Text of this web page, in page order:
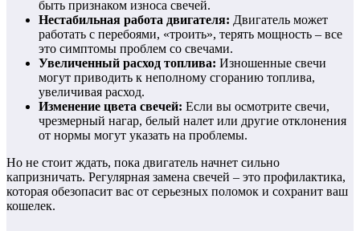
быть признаком износа свечей.
Нестабильная работа двигателя: Двигатель может
работать с перебоями, «троить», терять мощность – все
это симптомы проблем со свечами.
Увеличенный расход топлива: Изношенные свечи
могут приводить к неполному сгоранию топлива,
увеличивая расход.
Изменение цвета свечей: Если вы осмотрите свечи,
чрезмерный нагар, белый налет или другие отклонения
от нормы могут указать на проблемы.
Но не стоит ждать, пока двигатель начнет сильно
капризничать. Регулярная замена свечей – это профилактика,
которая обезопасит вас от серьезных поломок и сохранит ваш
кошелек.